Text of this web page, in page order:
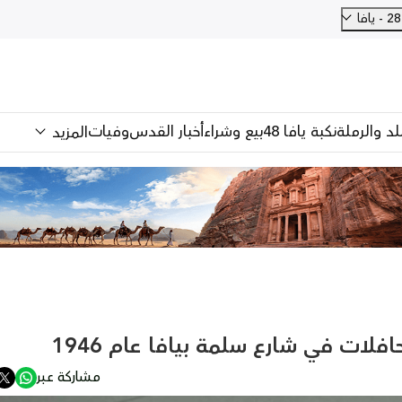
والرملةنكبة يافا 48 بيع وشراءأخبار القدسوفياتالمزيد
في شارع سلمة بيافا عام 1946
مشاركة عبر